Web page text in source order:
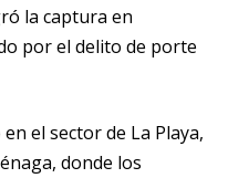
la captura en
por el delito de porte
el sector de La Playa,
donde los